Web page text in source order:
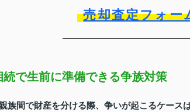
売却査定フォー
続で生前に準備できる争族対策
族間で財産を分ける際、争いが起こるケース